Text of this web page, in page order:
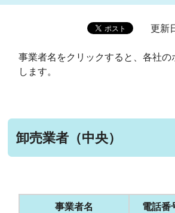
更新
事業者名をクリックすると、各社の
します。
卸売業者（中央）
事業者名 電話番